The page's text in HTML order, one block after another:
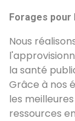
Forages pour
Nous
la santé
Grâce à nos
les
ressources